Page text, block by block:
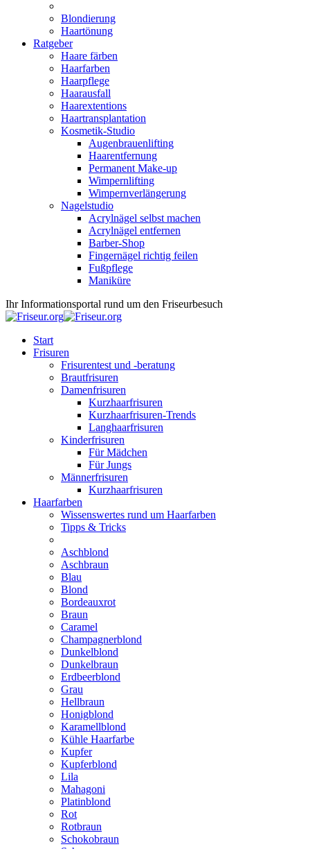
Blondierung
Haartönung
Ratgeber
Haare färben
Haarfarben
Haarpflege
Haarausfall
Haarextentions
Haartransplantation
Kosmetik-Studio
Augenbrauenlifting
Haarentfernung
Permanent Make-up
Wimpernlifting
Wimpernverlängerung
Nagelstudio
Acrylnägel selbst machen
Acrylnägel entfernen
Barber-Shop
Fingernägel richtig feilen
Fußpflege
Maniküre
Ihr Informationsportal rund um den Friseurbesuch
Start
Frisuren
Frisurentest und -beratung
Brautfrisuren
Damenfrisuren
Kurzhaarfrisuren
Kurzhaarfrisuren-Trends
Langhaarfrisuren
Kinderfrisuren
Für Mädchen
Für Jungs
Männerfrisuren
Kurzhaarfrisuren
Haarfarben
Wissenswertes rund um Haarfarben
Tipps & Tricks
Aschblond
Aschbraun
Blau
Blond
Bordeauxrot
Braun
Caramel
Champagnerblond
Dunkelblond
Dunkelbraun
Erdbeerblond
Grau
Hellbraun
Honigblond
Karamellblond
Kühle Haarfarbe
Kupfer
Kupferblond
Lila
Mahagoni
Platinblond
Rot
Rotbraun
Schokobraun